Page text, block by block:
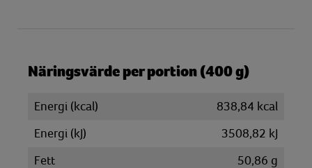
Näringsvärde per portion (400 g)
Energi (kcal)
838,84 kcal
Energi (kJ)
3508,82 kJ
Fett
50,86 g